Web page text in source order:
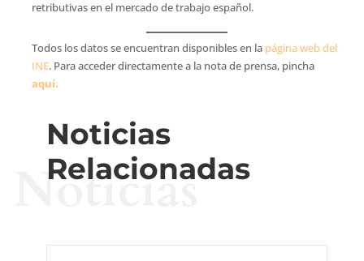
retributivas en el mercado de trabajo español.
Todos los datos se encuentran disponibles en la página web del
INE. Para acceder directamente a la nota de prensa, pincha
aquí.
Noticias
Relacionadas
Noticias